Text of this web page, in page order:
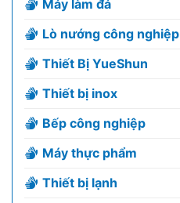
Máy làm đá
Lò nướng công nghiệp
Thiết Bị YueShun
Thiết bị inox
Bếp công nghiệp
Máy thực phẩm
Thiết bị lạnh